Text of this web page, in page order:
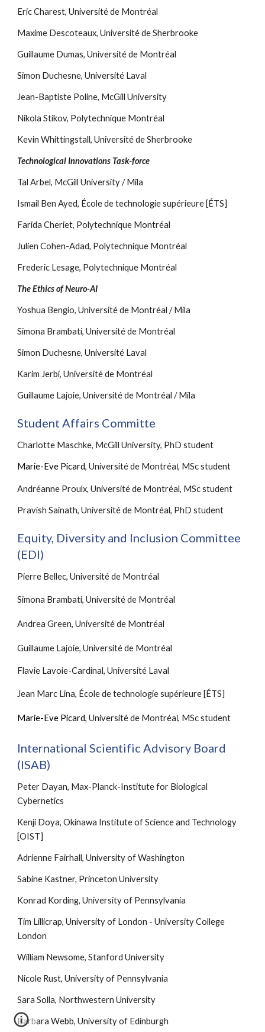
Eric Charest, Université de Montréal
Maxime Descoteaux, Université de Sherbrooke
Guillaume Dumas, Université de Montréal
Simon Duchesne, Université Laval
Jean-Baptiste Poline, McGill University
Nikola Stikov, Polytechnique Montréal
Kevin Whittingstall, Université de Sherbrooke
Technological Innovations Task-force
Tal Arbel, McGill University / Mila
Ismail Ben Ayed, École de technologie supérieure [ÉTS]
Farida Cheriet, Polytechnique Montréal
Julien Cohen-Adad, Polytechnique Montréal
Frederic Lesage, Polytechnique Montréal
The Ethics of Neuro-AI
Yoshua Bengio, Université de Montréal / Mila
Simona Brambati, Université de Montréal
Simon Duchesne, Université Laval
Karim Jerbi, Université de Montréal
Guillaume Lajoie, Université de Montréal / Mila
Student Affairs Committe
Charlotte Maschke, McGill University, PhD student
Marie-Eve Picard,Université de Montréal, MSc student
Andréanne Proulx, Université de Montréal, MSc student
Pravish Sainath, Université de Montréal, PhD student
Equity, Diversity and Inclusion Committee
(EDI)
Pierre Bellec, Université de Montréal
Simona Brambati, Université de Montréal
Andrea Green, Université de Montréal
Guillaume Lajoie, Université de Montréal
Flavie Lavoie-Cardinal, Université Laval
Jean Marc Lina, École de technologie supérieure [ÉTS]
Marie-Eve Picard,Université de Montréal, MSc student
International Scientific Advisory Board
(ISAB)
Peter Dayan, Max-Planck-Institute for Biological
Cybernetics
Kenji Doya, Okinawa Institute of Science and Technology
[OIST]
Adrienne Fairhall, University of Washington
Sabine Kastner, Princeton University
Konrad Kording, University of Pennsylvania
Tim Lillicrap, University of London - University College
London
William Newsome, Stanford University
Nicole Rust, University of Pennsylvania
Sara Solla, Northwestern University
Barbara Webb, University of Edinburgh